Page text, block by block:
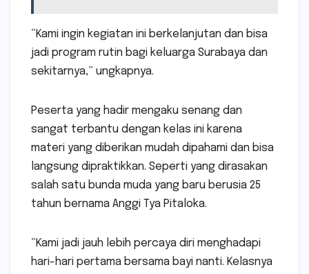
“Kami ingin kegiatan ini berkelanjutan dan bisa
jadi program rutin bagi keluarga Surabaya dan
sekitarnya,” ungkapnya.
Peserta yang hadir mengaku senang dan
sangat terbantu dengan kelas ini karena
materi yang diberikan mudah dipahami dan bisa
langsung dipraktikkan. Seperti yang dirasakan
salah satu bunda muda yang baru berusia 25
tahun bernama Anggi Tya Pitaloka.
“Kami jadi jauh lebih percaya diri menghadapi
hari-hari pertama bersama bayi nanti. Kelasnya